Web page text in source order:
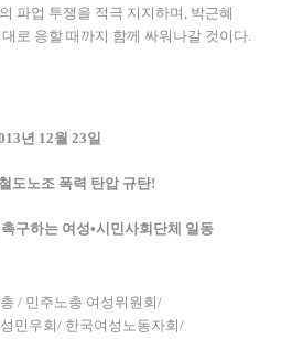
파업 투쟁을 적극 지지하며, 박근혜
로 응할 때까지 함께 싸워나갈 것이다.
년 12월 23일
도노조 폭력 탄압 규탄!
구하는 여성•시민사회단체 일동
/ 민주노총 여성위원회/
민우회/ 한국여성노동자회/